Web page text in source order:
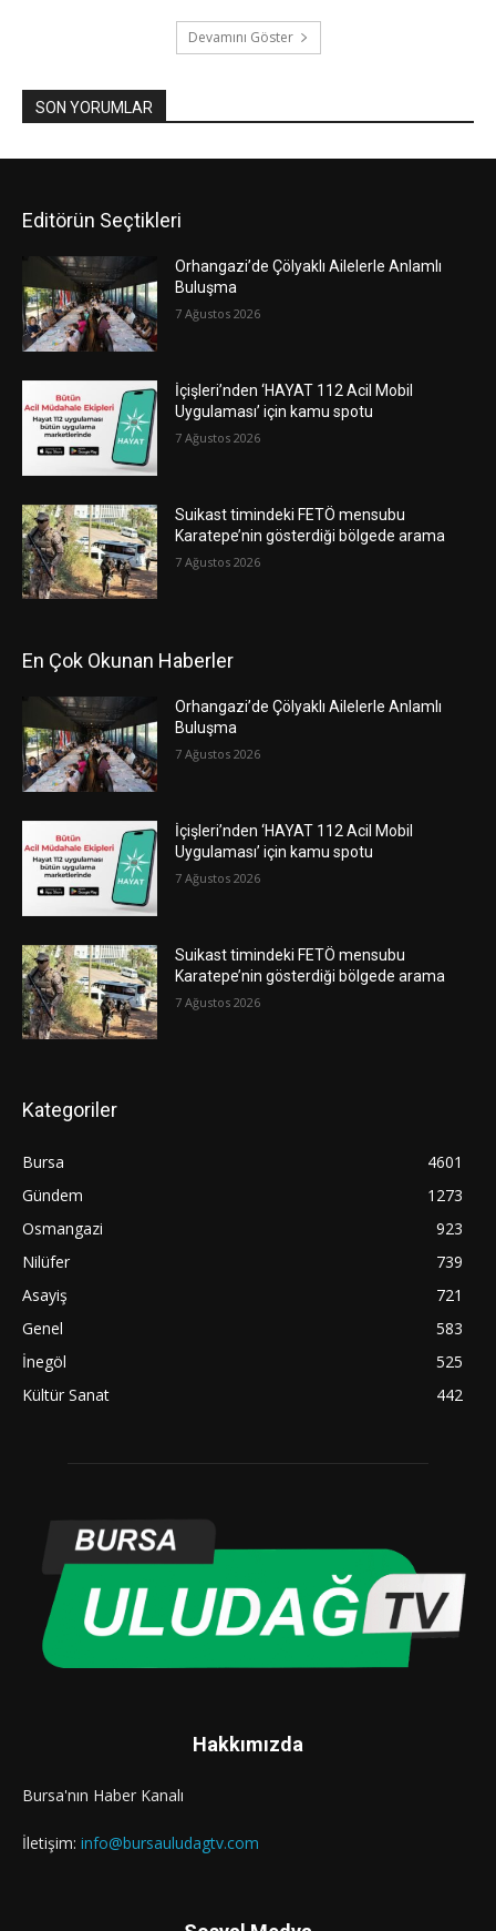
Devamını Göster
SON YORUMLAR
Editörün Seçtikleri
Orhangazi’de Çölyaklı Ailelerle Anlamlı
Buluşma
7 Ağustos 2026
İçişleri’nden ‘HAYAT 112 Acil Mobil
Uygulaması’ için kamu spotu
7 Ağustos 2026
Suikast timindeki FETÖ mensubu
Karatepe’nin gösterdiği bölgede arama
7 Ağustos 2026
En Çok Okunan Haberler
Orhangazi’de Çölyaklı Ailelerle Anlamlı
Buluşma
7 Ağustos 2026
İçişleri’nden ‘HAYAT 112 Acil Mobil
Uygulaması’ için kamu spotu
7 Ağustos 2026
Suikast timindeki FETÖ mensubu
Karatepe’nin gösterdiği bölgede arama
7 Ağustos 2026
Kategoriler
Bursa
4601
Gündem
1273
Osmangazi
923
Nilüfer
739
Asayiş
721
Genel
583
İnegöl
525
Kültür Sanat
442
Hakkımızda
Bursa'nın Haber Kanalı
İletişim: info@bursauludagtv.com